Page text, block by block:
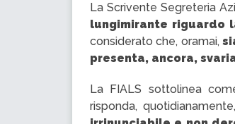
La Scrivente Segreteria
lungimirante riguardo
considerato che, oramai,
presenta, ancora,
La FIALS sottolinea
risponda,